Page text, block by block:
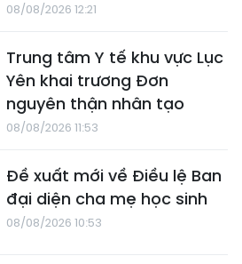
08/08/2026 12:21
Trung tâm Y tế khu vực Lục
Yên khai trương Đơn
nguyên thận nhân tạo
08/08/2026 11:53
Đề xuất mới về Điều lệ Ban
đại diện cha mẹ học sinh
08/08/2026 10:53